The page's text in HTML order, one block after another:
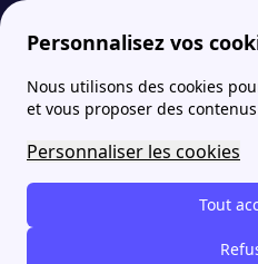
Personnalisez vos
Nous utilisons des cookies
et vous proposer des
Personnaliser les cookies
Tout
papernest Actualités
Loi
change en
La loi Denormandie a